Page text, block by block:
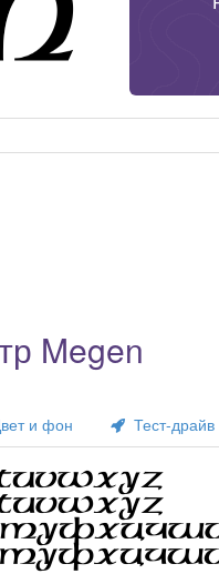
Megen
и фон Тест-драйв